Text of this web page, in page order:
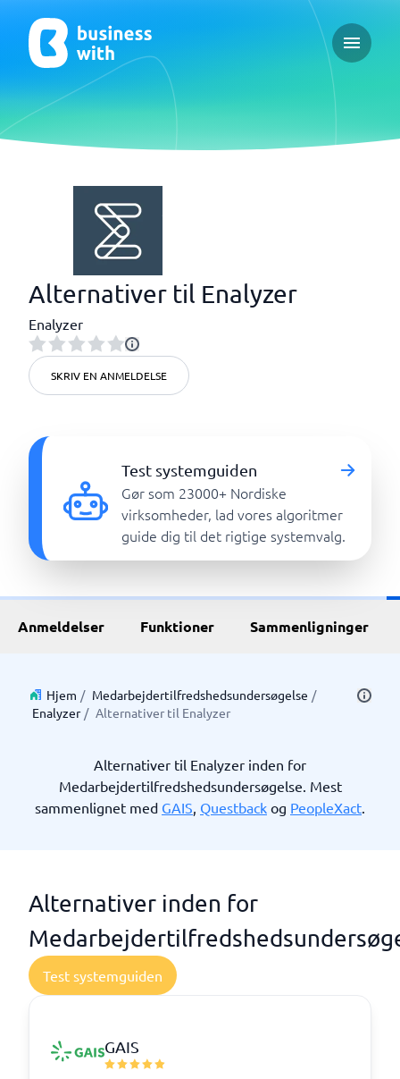
Open
Alternativer til Enalyzer
Enalyzer
SKRIV EN ANMELDELSE
Test systemguiden
Gør som 23000+ Nordiske
virksomheder, lad vores algoritmer
guide dig til det rigtige systemvalg.
Anmeldelser Funktioner Sammenligninger
Hjem / Medarbejdertilfredshedsundersøgelse /
Enalyzer / Alternativer til Enalyzer
Alternativer til Enalyzer inden for
Medarbejdertilfredshedsundersøgelse. Mest
sammenlignet med GAIS, Questback og PeopleXact.
Alternativer inden for
Test systemguiden
GAIS